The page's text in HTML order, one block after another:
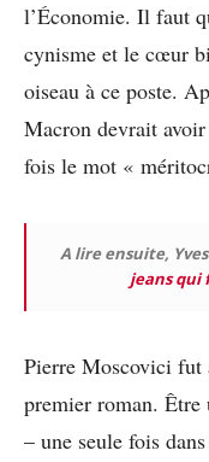
l’Économie. Il faut
cynisme et le cœur
oiseau à ce poste.
Macron devrait
fois le mot «
A lire ensuite, Yves
jeans qui
Pierre Moscovici fut
premier roman. Être
– une seule fois